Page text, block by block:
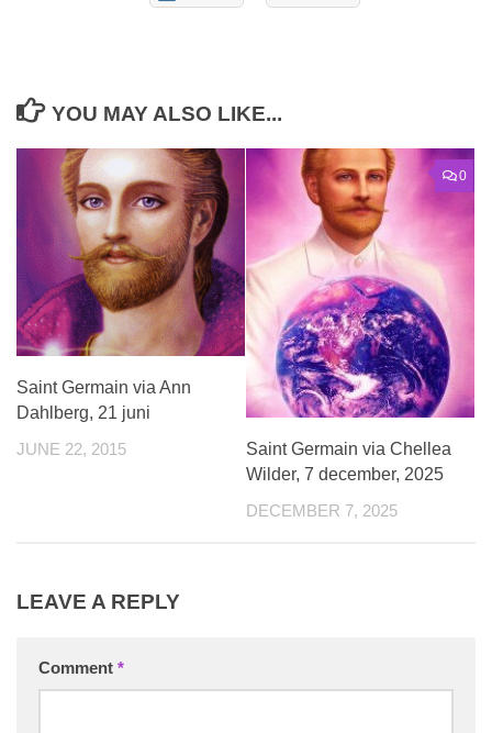
YOU MAY ALSO LIKE...
Saint Germain via Ann
Dahlberg, 21 juni
JUNE 22, 2015
0
Saint Germain via Chellea
Wilder, 7 december, 2025
DECEMBER 7, 2025
LEAVE A REPLY
Comment *